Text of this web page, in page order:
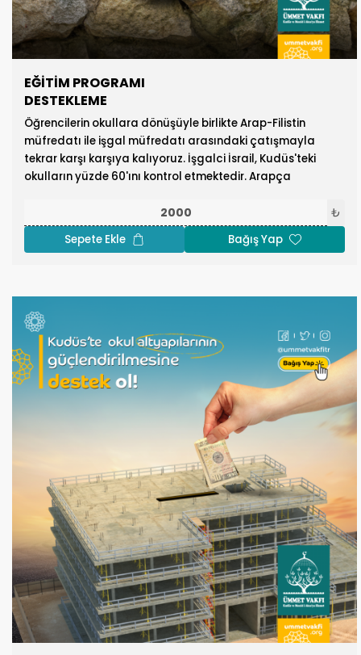
EĞITIM PROGRAMI
DESTEKLEME
Öğrencilerin okullara dönüşüyle ​​birlikte Arap-Filistin
müfredatı ile işgal müfredatı arasındaki çatışmayla
tekrar karşı karşıya kalıyoruz. İşgalci İsrail, Kudüs'teki
okulların yüzde 60'ını kontrol etmektedir. Arapça
konuda, Arap-Filistin kimliğini ve Kudüs mirasını korumak
için eğitim sürecini bu tür müdahalelerden kurtarmanın
gerekliliği büyük önem arz etmektedir. Aynı şekilde gelecek
okullarında eğitim gören Kudüslü öğrencilerin kültürünü
geliştirmek için kültürel programlar oluşturarak Arap-
Filistin müfredatını destekleyen projeler ve sistematik
programlar uygulamaktadır. Eğitim programlarını
desteklemek için yapacağınız bağışlarla Kudüs’ün Arap-
Filistin kimliğinin korunmasına katkı sağlayın.
₺
Sepete Ekle Bağış Yap